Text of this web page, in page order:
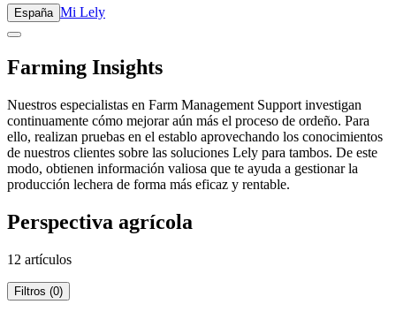
España Mi Lely
Farming Insights
Nuestros especialistas en Farm Management Support investigan
continuamente cómo mejorar aún más el proceso de ordeño. Para
ello, realizan pruebas en el establo aprovechando los conocimientos
de nuestros clientes sobre las soluciones Lely para tambos. De este
modo, obtienen información valiosa que te ayuda a gestionar la
producción lechera de forma más eficaz y rentable.
Perspectiva agrícola
12 artículos
Filtros (0)